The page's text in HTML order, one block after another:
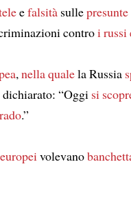
efalsità sulle
controi russi
, nella qualela Russia
“Oggi si
.”
volevano